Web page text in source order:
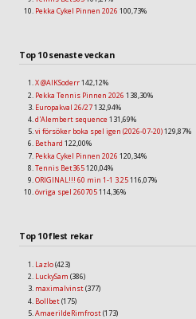
Pekka Cykel Pinnen 2026 100,73%
Top 10 senaste veckan
X @AIKSoderr142,12%
Pekka Tennis Pinnen 2026 138,30%
Europakval 26/27132,94%
d'Alembert sequence131,69%
vi försöker boka spel igen (2026-07-20)129,87%
Bethard 122,00%
Pekka Cykel Pinnen 2026 120,34%
Tennis Bet365120,04%
ORIGINAL!!! 60 min 1-1 3.25116,07%
övriga spel 260705114,36%
Top 10 flest rekar
Lazlo(423)
LuckySam (386)
maximalvinst(377)
Bollbet(175)
AmaerildeRimfrost(173)